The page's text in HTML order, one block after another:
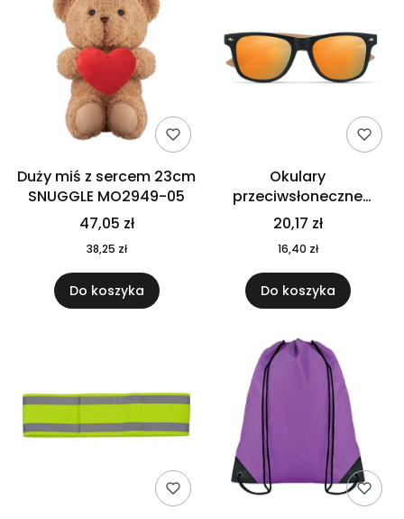
Duży miś z sercem 23cm
SNUGGLE MO2949-05
47,05 zł
38,25 zł
Do koszyka
Okulary
przeciwsłoneczne
CALIFORNIA TOUCH
MO9617-10
20,17 zł
16,40 zł
Do koszyka